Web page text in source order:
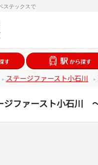
ステックスで
ステージファースト小石川
ジファースト小石川